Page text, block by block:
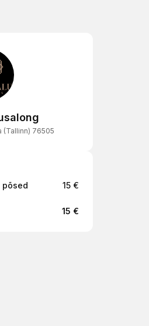
(Tallinn) 76505
põsed
15 €
15 €